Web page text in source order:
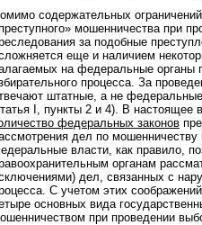
содержательных
мошенничества при
за подобные
еще и наличием
на федеральные органы
процесса. За
штатные, а не
I, пункты 2 и 4). В настоящее
федеральных законов
дел по мошенничеству
власти, как правило,
органам
дел, связанных с
С учетом этих
основных вида
при проведении